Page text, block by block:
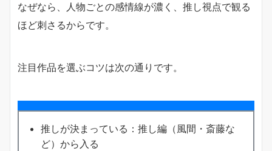
なぜなら、人物ごとの感情線が濃く、推し視点で観る
ほど刺さるからです。
注目作品を選ぶコツは次の通りです。
推しが決まっている：推し編（風間・斎藤な
ど）から入る